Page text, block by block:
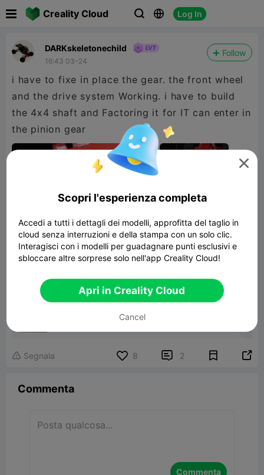
Creality Cloud   Log In
DARKskeletonechild
16:43 03-24
Follow
i have to fixe in place the gear. the front wheel
and the drive system Working. i have to build
the 4x4 shaft and Factoring it for IT can enter in
the pinion gear
 Segnala 8  2 
Commenta
Commenta

Scopri l'esperienza completa
Accedi a tutti i dettagli dei modelli, approfitta del taglio in
cloud senza interruzioni e della stampa con un solo clic.
Interagisci con i modelli per guadagnare punti esclusivi e
sbloccare altre sorprese solo nell'app Creality Cloud!
Apri in Creality Cloud
Cancel